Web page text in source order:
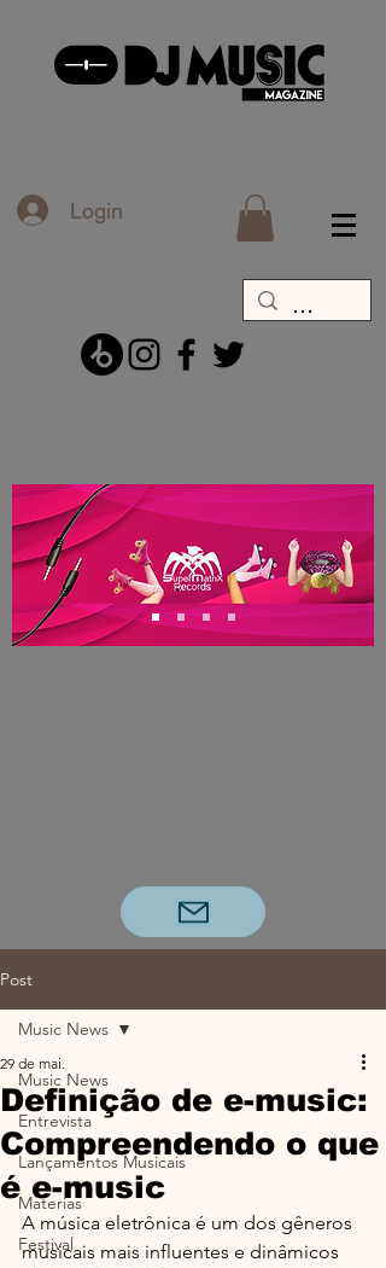
Login
Post
Music News
Entrevista
Lançamentos Musicais
Materias
Festival
Music News
Definição de e-music:
Compreendendo o que
é e-music
29 de mai.
A música eletrônica é um dos gêneros
musicais mais influentes e dinâmicos